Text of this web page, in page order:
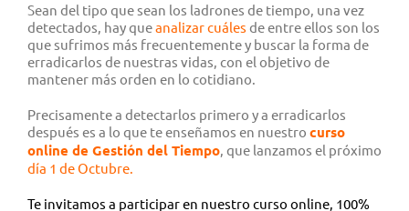
Sean del tipo que sean los ladrones de tiempo, una vez
detectados, hay queanalizar cuáles de entre ellos son los
que sufrimos más frecuentemente y buscar la forma de
erradicarlos de nuestras vidas, con el objetivo de
mantener más orden en lo cotidiano.
Precisamente a detectarlos primero y a erradicarlos
después es a lo que te enseñamos en nuestro curso
online de Gestión del Tiempo, que lanzamos el próximo
día 1 de Octubre.
Te invitamos a participar en nuestro curso online, 100%